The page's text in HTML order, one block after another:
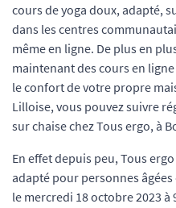
cours de yoga doux, adapté,
dans les centres
même en ligne. De plus en
maintenant des cours en
le confort de votre propre
Lilloise, vous pouvez suivre
sur chaise chez Tous ergo, à
En effet depuis peu, Tous
adapté pour personnes
le mercredi 18 octobre 2023 à